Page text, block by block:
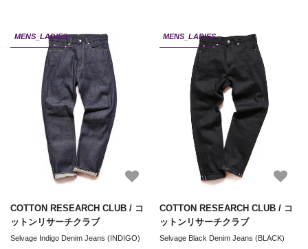
MENS_LADIES
COTTON RESEARCH CLUB / コ
ットンリサーチクラブ
Selvage Indigo Denim Jeans (INDIGO)
MENS_LADIES
COTTON RESEARCH CLUB / コ
ットンリサーチクラブ
Selvage Black Denim Jeans (BLACK)